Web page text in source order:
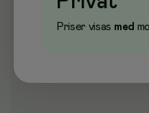
Priser visas med